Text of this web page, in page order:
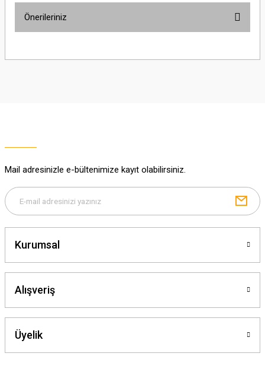
Önerileriniz
yetersiz gördüğünüz noktaları öneri formunu kullanarak tarafımıza
Bu ürüne benzer farklı alternatifler olmalı.
Mail adresinizle e-bültenimize kayıt olabilirsiniz.
Kurumsal
Alışveriş
Üyelik